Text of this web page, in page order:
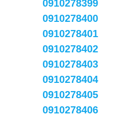
0910278399
0910278400
0910278401
0910278402
0910278403
0910278404
0910278405
0910278406